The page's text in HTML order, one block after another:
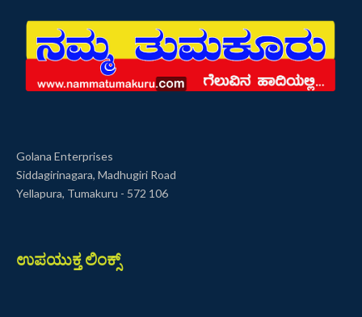
Golana Enterprises
Siddagirinagara, Madhugiri Road
Yellapura, Tumakuru - 572 106
ಉಪಯುಕ್ತ ಲಿಂಕ್ಸ್